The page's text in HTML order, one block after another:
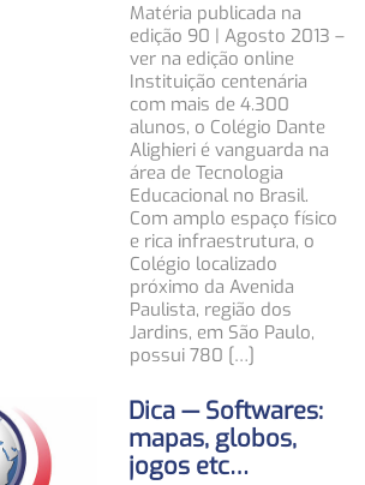
Matéria publicada na
edição 90 | Agosto 2013 –
ver na edição online
Instituição centenária
com mais de 4.300
alunos, o Colégio Dante
Alighieri é vanguarda na
área de Tecnologia
Educacional no Brasil.
Com amplo espaço físico
e rica infraestrutura, o
Colégio localizado
próximo da Avenida
Paulista, região dos
Jardins, em São Paulo,
possui 780 […]
Dica — Softwares:
mapas, globos,
jogos etc…